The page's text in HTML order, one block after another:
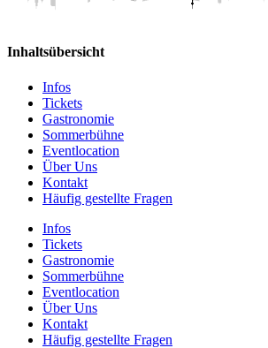
Inhaltsübersicht
Infos
Tickets
Gastronomie
Sommerbühne
Eventlocation
Über Uns
Kontakt
Häufig gestellte Fragen
Infos
Tickets
Gastronomie
Sommerbühne
Eventlocation
Über Uns
Kontakt
Häufig gestellte Fragen